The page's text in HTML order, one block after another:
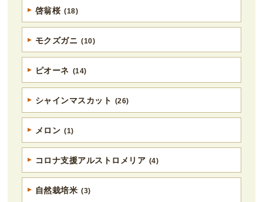
啓翁桜 (18)
モクズガニ (10)
ピオーネ (14)
シャインマスカット (26)
メロン (1)
コロナ支援アルストロメリア (4)
自然栽培米 (3)